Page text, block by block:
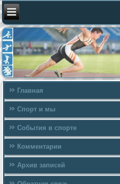
Главная
Спорт и мы
События в спорте
Комментарии
Архив записей